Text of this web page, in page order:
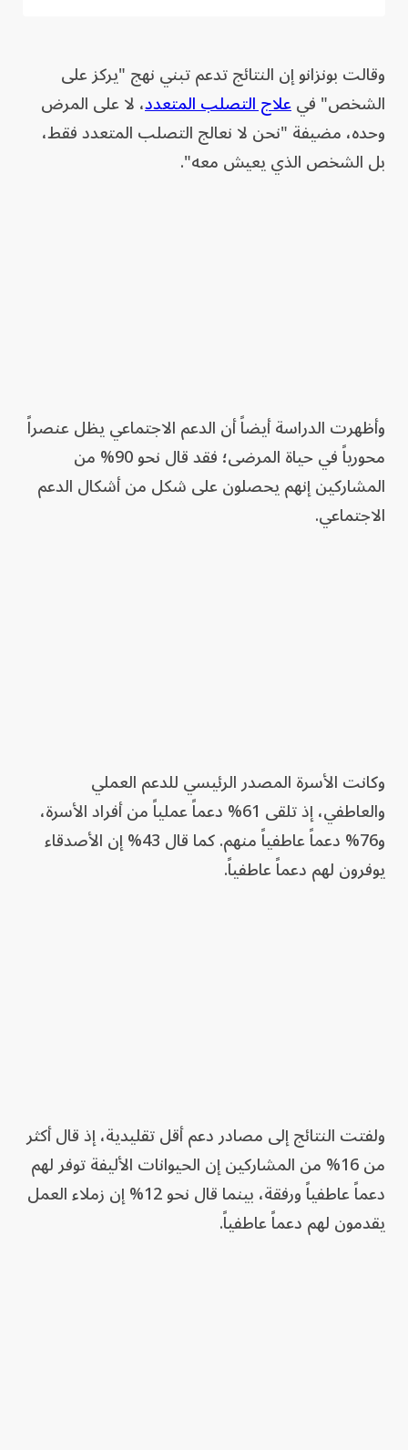
وقالت بونزانو إن النتائج تدعم تبني نهج "يركز على
الشخص" فيعلاج التصلب المتعدد، لا على المرض
وحده، مضيفة "نحن لا نعالج التصلب المتعدد فقط،
بل الشخص الذي يعيش معه".
وأظهرت الدراسة أيضاً أن الدعم الاجتماعي يظل عنصراً
محورياً في حياة المرضى؛ فقد قال نحو 90% من
المشاركين إنهم يحصلون على شكل من أشكال الدعم
الاجتماعي.
وكانت الأسرة المصدر الرئيسي للدعم العملي
والعاطفي، إذ تلقى 61% دعماً عملياً من أفراد الأسرة،
و76% دعماً عاطفياً منهم. كما قال 43% إن الأصدقاء
يوفرون لهم دعماً عاطفياً.
ولفتت النتائج إلى مصادر دعم أقل تقليدية، إذ قال أكثر
من 16% من المشاركين إن الحيوانات الأليفة توفر لهم
دعماً عاطفياً ورفقة، بينما قال نحو 12% إن زملاء العمل
يقدمون لهم دعماً عاطفياً.